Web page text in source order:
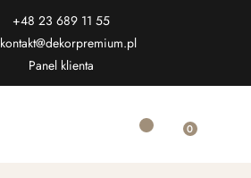
+48 23 689 11 55
kontakt@dekorpremium.pl
Panel klienta
0